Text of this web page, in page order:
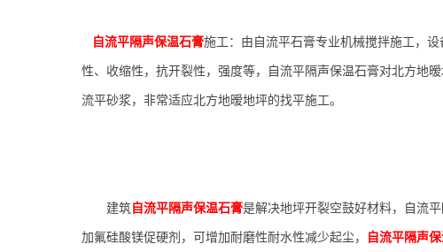
自流平隔声保温石膏施工：由 自流平石膏专业机械搅拌施工 ，
性、收缩性，抗开裂性，强度等， 自流平隔声保温石膏对北方地暧
流平砂浆，非常适应北方地暧地坪的找平施工。
建筑 自流平隔声保温石膏是解决地坪开裂空鼓好材料， 自流
加氟硅酸镁促硬剂，可增加耐磨性耐水性减少起尘， 自流平隔声